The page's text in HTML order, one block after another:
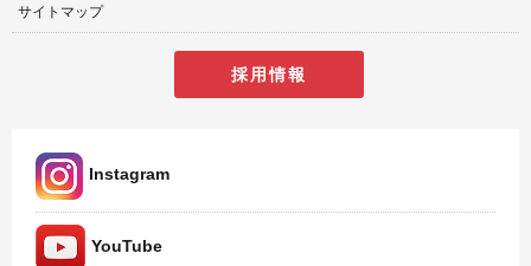
サイトマップ
採用情報
Instagram
YouTube